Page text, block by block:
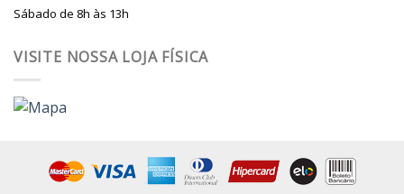
Sábado de 8h às 13h
VISITE NOSSA LOJA FÍSICA